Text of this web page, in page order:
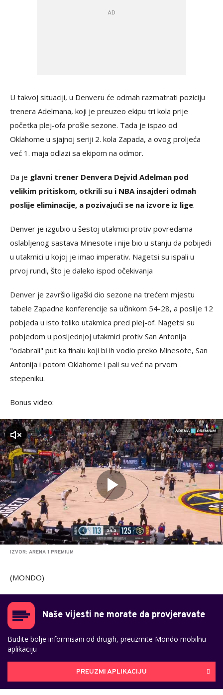
U takvoj situaciji, u Denveru će odmah razmatrati poziciju
trenera Adelmana, koji je preuzeo ekipu tri kola prije
početka plej-ofa prošle sezone. Tada je ispao od
Oklahome u sjajnoj seriji 2. kola Zapada, a ovog proljeća
već 1. maja odlazi sa ekipom na odmor.
Da je glavni trener Denvera Dejvid Adelman pod
velikim pritiskom, otkrili su i NBA insajderi odmah
poslije eliminacije, a pozivajući se na izvore iz lige.
Denver je izgubio u šestoj utakmici protiv povredama
oslabljenog sastava Minesote i nije bio u stanju da pobijedi
u utakmici u kojoj je imao imperativ. Nagetsi su ispali u
prvoj rundi, što je daleko ispod očekivanja
Denver je završio ligaški dio sezone na trećem mjestu
tabele Zapadne konferencije sa učinkom 54-28, a poslije 12
pobjeda u isto toliko utakmica pred plej-of. Nagetsi su
pobjedom u posljednjoj utakmici protiv San Antonija
"odabrali" put ka finalu koji bi ih vodio preko Minesote, San
Antonija i potom Oklahome i pali su već na prvom
stepeniku.
Bonus video:
IZVOR: ARENA 1 PREMIUM
(MONDO)
Naše vijesti ne morate da provjeravate
Budite bolje informisani od drugih, preuzmite Mondo mobilnu
aplikaciju
PREUZMI APLIKACIJU